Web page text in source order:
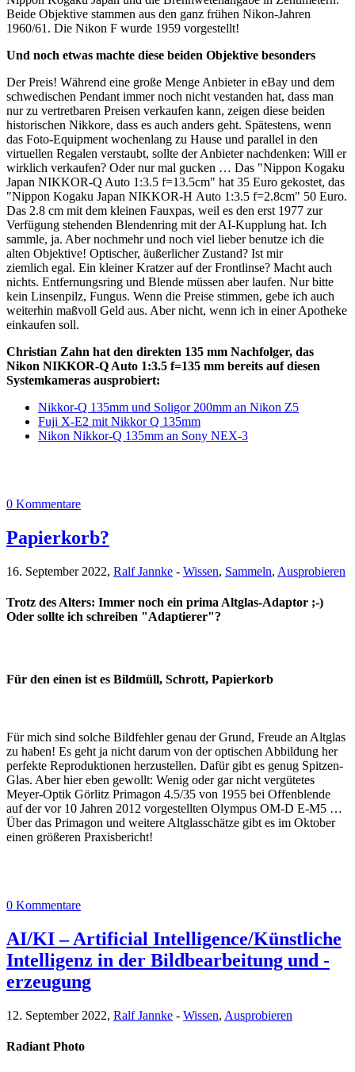
Beide Objektive stammen aus den ganz frühen Nikon-Jahren
1960/61. Die Nikon F wurde 1959 vorgestellt!
Und noch etwas machte diese beiden Objektive besonders
Der Preis! Während eine große Menge Anbieter in eBay und dem
schwedischen Pendant immer noch nicht vestanden hat, dass man
nur zu vertretbaren Preisen verkaufen kann, zeigen diese beiden
historischen Nikkore, dass es auch anders geht. Spätestens, wenn
das Foto-Equipment wochenlang zu Hause und parallel in den
virtuellen Regalen verstaubt, sollte der Anbieter nachdenken: Will er
wirklich verkaufen? Oder nur mal gucken … Das "Nippon Kogaku
Japan NIKKOR-Q Auto 1:3.5 f=13.5cm" hat 35 Euro gekostet, das
"Nippon Kogaku Japan NIKKOR-H Auto 1:3.5 f=2.8cm" 50 Euro.
Das 2.8 cm mit dem kleinen Fauxpas, weil es den erst 1977 zur
Verfügung stehenden Blendenring mit der AI-Kupplung hat. Ich
sammle, ja. Aber nochmehr und noch viel lieber benutze ich die
alten Objektive! Optischer, äußerlicher Zustand? Ist mir
ziemlich egal. Ein kleiner Kratzer auf der Frontlinse? Macht auch
nichts. Entfernungsring und Blende müssen aber laufen. Nur bitte
kein Linsenpilz, Fungus. Wenn die Preise stimmen, gebe ich auch
weiterhin maßvoll Geld aus. Aber nicht, wenn ich in einer Apotheke
einkaufen soll.
Christian Zahn hat den direkten 135 mm Nachfolger, das
Nikon NIKKOR-Q Auto 1:3.5 f=135 mm bereits auf diesen
Systemkameras ausprobiert:
Nikkor-Q 135mm und Soligor 200mm an Nikon Z5
Fuji X-E2 mit Nikkor Q 135mm
Nikon Nikkor-Q 135mm an Sony NEX-3
0 Kommentare
Papierkorb?
16. September 2022, Ralf Jannke - Wissen, Sammeln, Ausprobieren
Trotz des Alters: Immer noch ein prima Altglas-Adaptor ;-)
Oder sollte ich schreiben "Adaptierer"?
Für den einen ist es Bildmüll, Schrott, Papierkorb
Für mich sind solche Bildfehler genau der Grund, Freude an Altglas
zu haben! Es geht ja nicht darum von der optischen Abbildung her
perfekte Reproduktionen herzustellen. Dafür gibt es genug Spitzen-
Glas. Aber hier eben gewollt: Wenig oder gar nicht vergütetes
Meyer-Optik Görlitz Primagon 4.5/35 von 1955 bei Offenblende
auf der vor 10 Jahren 2012 vorgestellten Olympus OM-D E-M5 …
Über das Primagon und weitere Altglasschätze gibt es im Oktober
einen größeren Praxisbericht!
0 Kommentare
AI/KI – Artificial Intelligence/Künstliche
Intelligenz in der Bildbearbeitung und -
erzeugung
12. September 2022, Ralf Jannke - Wissen, Ausprobieren
Radiant Photo